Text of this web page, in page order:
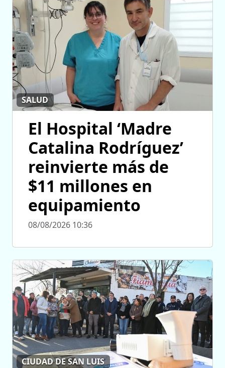
SALUD
El Hospital ‘Madre
Catalina Rodríguez’
reinvierte más de
$11 millones en
equipamiento
08/08/2026 10:36
CIUDAD DE SAN LUIS